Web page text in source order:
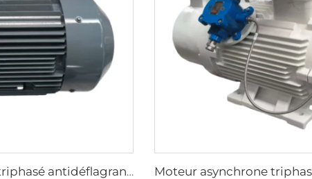
Moteur asynchrone triphasé antidéflagrant à basse tension de la série YBX5, à efficacité ultra-élevée